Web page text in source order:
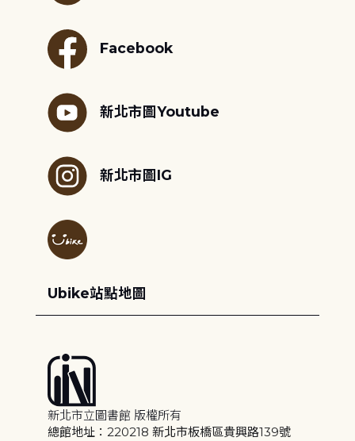
Facebook
新北市圖Youtube
新北市圖IG
Ubike站點地圖
新北市立圖書館 版權所有
總館地址：220218 新北市板橋區貴興路139號